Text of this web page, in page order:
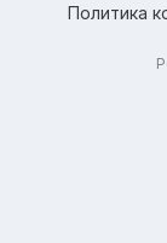
Политика